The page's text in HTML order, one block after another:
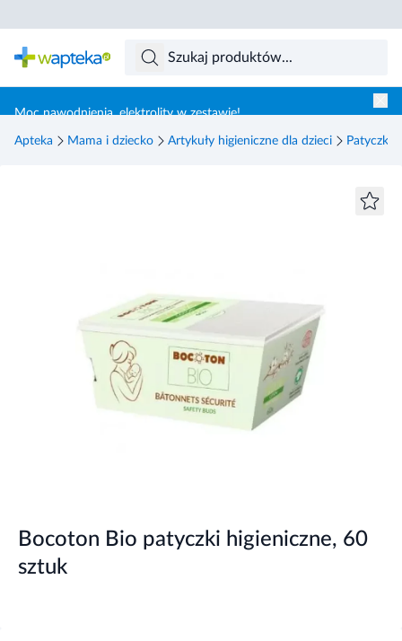
Moc nawodnienia, elektrolity w zestawie!
Apteka Mama i dziecko Artykuły higieniczne dla dzieci Patyczki
Bocoton Bio patyczki higieniczne, 60
sztuk